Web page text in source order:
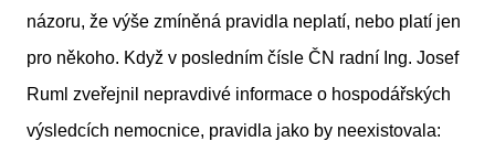
názoru, že výše zmíněná pravidla neplatí, nebo platí jen
pro někoho. Když v posledním čísle ČN radní Ing. Josef
Ruml zveřejnil nepravdivé informace o hospodářských
výsledcích nemocnice, pravidla jako by neexistovala: